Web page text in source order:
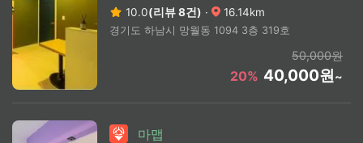
10.0(리뷰 8건) · 16.14km
경기도 하남시 망월동 1094 3층 319호
50,000원
20% 40,000원~
마맵